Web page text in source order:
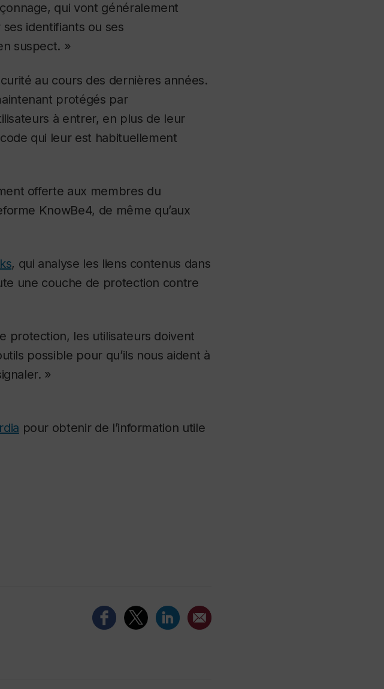
qui vont généralement
identifiants ou ses
suspect. »
au cours des dernières années.
protégés par
à entrer, en plus de leur
qui leur est habituellement
offerte aux membres du
KnowBe4, de même qu’aux
, qui analyse les liens contenus dans
une couche de protection contre
protection, les utilisateurs doivent
possible pour qu’ils nous aident à
»
pour obtenir de l’information utile